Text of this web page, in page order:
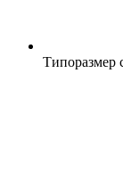
Типоразмер